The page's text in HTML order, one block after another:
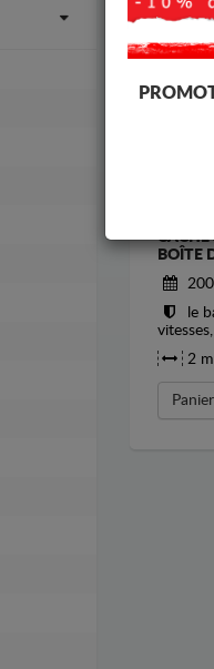
-8%
CACHE
BOÎTE
le
2
Panier